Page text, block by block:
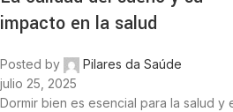
impacto en la salud
Posted by
Pilares da Saúde
julio 25, 2025
Dormir bien es esencial para la salud y